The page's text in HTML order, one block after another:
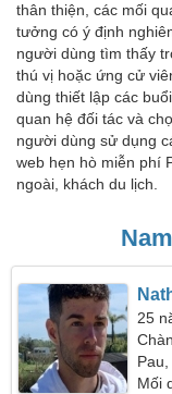
thân thiện, các mối
tưởng có ý định
người dùng tìm thấy
thú vị hoặc ứng cử
dùng thiết lập các
quan hệ đối tác và
người dùng sử dụng
web hẹn hò miễn phí
ngoài, khách du lịch.
25
Mối